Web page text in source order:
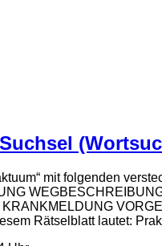
mit folgenden
Rätselblatt lautet: